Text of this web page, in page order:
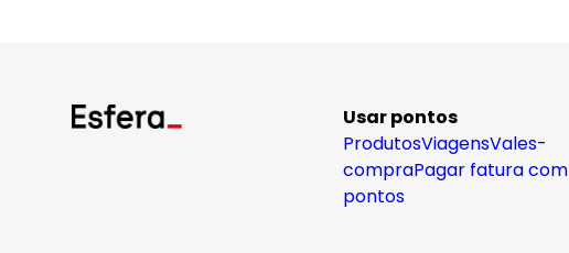
Usar pontos
ProdutosViagensVales-
compraPagar fatura com
pontos